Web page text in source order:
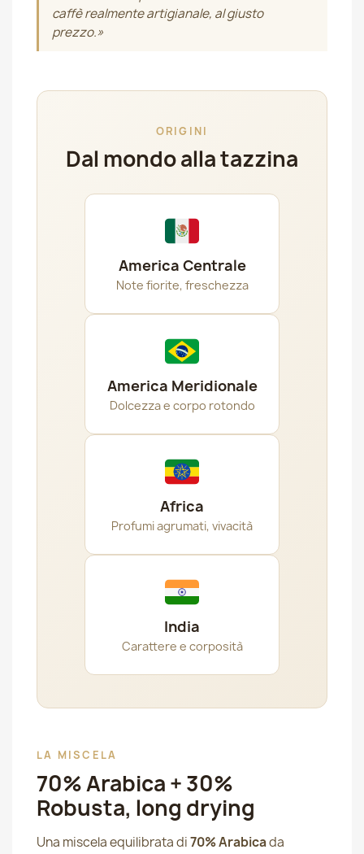
caffè realmente artigianale, al giusto
prezzo.»
ORIGINI
Dal mondo alla tazzina
America Centrale
Note fiorite, freschezza
America Meridionale
Dolcezza e corpo rotondo
Africa
Profumi agrumati, vivacità
India
Carattere e corposità
LA MISCELA
70% Arabica + 30%
Robusta, long drying
Una miscela equilibrata di70% Arabicada